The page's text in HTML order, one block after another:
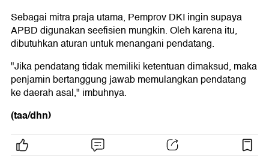
Sebagai mitra praja utama, Pemprov DKI ingin supaya
APBD digunakan seefisien mungkin. Oleh karena itu,
dibutuhkan aturan untuk menangani pendatang.
"Jika pendatang tidak memiliki ketentuan dimaksud, maka
penjamin bertanggung jawab memulangkan pendatang
ke daerah asal," imbuhnya.
(taa/dhn)